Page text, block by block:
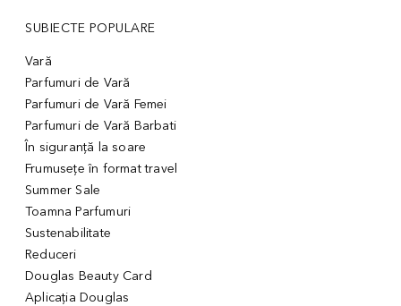
SUBIECTE POPULARE
Vară
Parfumuri de Vară
Parfumuri de Vară Femei
Parfumuri de Vară Barbati
În siguranță la soare
Frumusețe în format travel
Summer Sale
Toamna Parfumuri
Sustenabilitate
Reduceri
Douglas Beauty Card
Aplicația Douglas